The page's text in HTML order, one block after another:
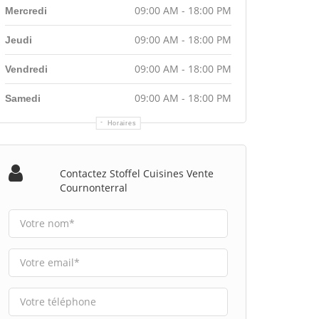
Horaires
Mercredi 09:00 AM - 18:00 PM
Jeudi 09:00 AM - 18:00 PM
Vendredi 09:00 AM - 18:00 PM
Samedi 09:00 AM - 18:00 PM
Contactez Stoffel Cuisines Vente
Cournonterral